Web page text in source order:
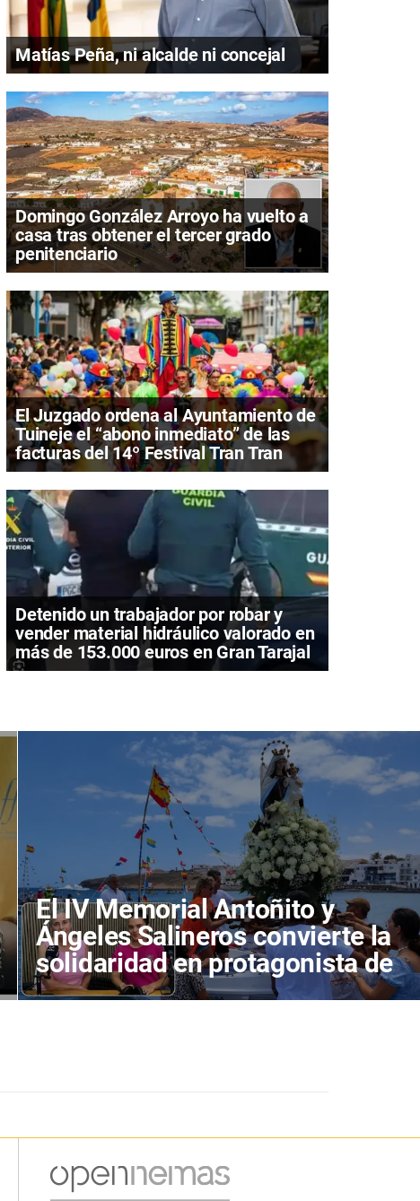
Matías Peña, ni alcalde ni concejal
Domingo González Arroyo ha vuelto a
casa tras obtener el tercer grado
penitenciario
El Juzgado ordena al Ayuntamiento de
Tuineje el “abono inmediato” de las
facturas del 14º Festival Tran Tran
Detenido un trabajador por robar y
vender material hidráulico valorado en
más de 153.000 euros en Gran Tarajal
El IV Memorial Antoñito y
Ángeles Salineros convierte la
solidaridad en protagonista de
las fiestas de Las Salinas del